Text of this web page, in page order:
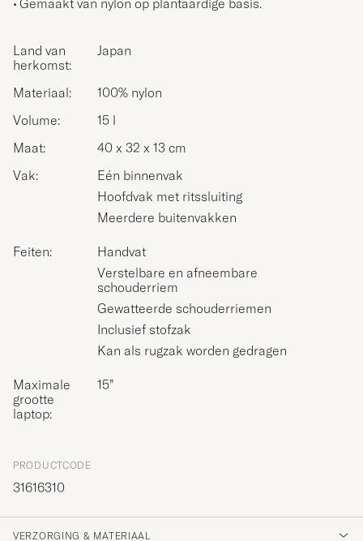
Land van
herkomst:
Japan
Materiaal:
100% nylon
Volume:
15 l
Maat:
40 x 32 x 13 cm
Vak:
Eén binnenvak
Hoofdvak met ritssluiting
Meerdere buitenvakken
Feiten:
Handvat
Verstelbare en afneembare
schouderriem
Gewatteerde schouderriemen
Inclusief stofzak
Kan als rugzak worden gedragen
Maximale
grootte
laptop:
15”
PRODUCTCODE
31616310
VERZORGING & MATERIAAL